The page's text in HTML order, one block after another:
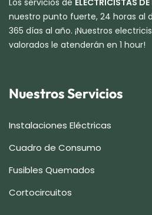
Los servicios de ELECTRICISTAS
nuestro punto fuerte, 24 horas al
365 días al año. ¡Nuestros
valorados le atenderán en 1 hour!
Nuestros Servicios
Instalaciones Eléctricas
Cuadro de Consumo
Fusibles Quemados
Cortocircuitos